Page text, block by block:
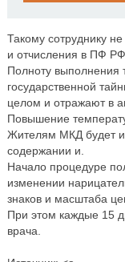
Такому сотруднику
и отчисления в ПФ РФ.
Полноту выполнения
государственной
целом и отражают в
Повышение
Жителям МКД будет
содержании и.
Начало процедуре
изменении
знаков и масштаба
При этом каждые 15
врача.